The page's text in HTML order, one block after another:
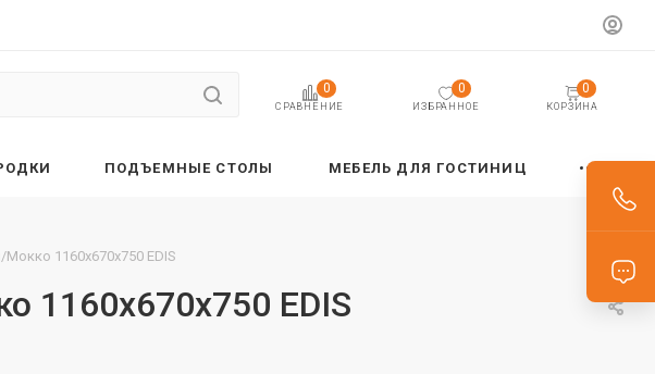
СРАВНЕНИЕ
0
ИЗБРАННОЕ
0
КОРЗИНА
0
ПОДЪЕМНЫЕ СТОЛЫ МЕБЕЛЬ ДЛЯ ГОСТИНИЦ
1160х670х750 EDIS
1160х670х750 EDIS